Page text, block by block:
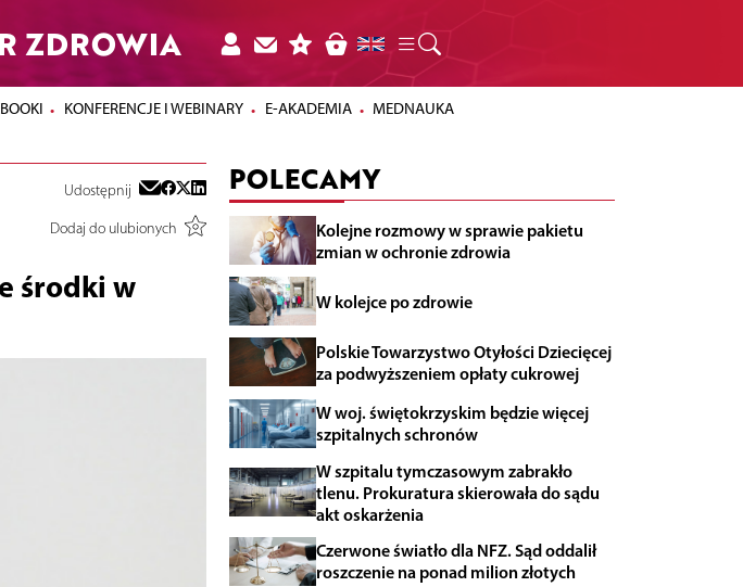
ZDROWIA
KONFERENCJE I WEBINARY E-AKADEMIA MEDNAUKA
Udostępnij
Dodaj do ulubionych
środki w
POLECAMY
Kolejne rozmowy w sprawie pakietu
zmian w ochronie zdrowia
W kolejce po zdrowie
Polskie Towarzystwo Otyłości Dziecięcej
za podwyższeniem opłaty cukrowej
W woj. świętokrzyskim będzie więcej
szpitalnych schronów
W szpitalu tymczasowym zabrakło
tlenu. Prokuratura skierowała do sądu
akt oskarżenia
Czerwone światło dla NFZ. Sąd oddalił
roszczenie na ponad milion złotych